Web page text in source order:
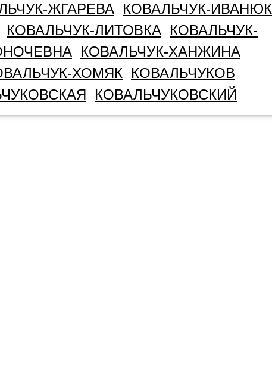
ЖГАРЕВА КОВАЛЬЧУК-ИВАНЮК
КОВАЛЬЧУК-ЛИТОВКА КОВАЛЬЧУК-
КОВАЛЬЧУК-ХАНЖИНА
ХОМЯК
КОВАЛЬЧУКОВ
КОВАЛЬЧУКОВСКИЙ